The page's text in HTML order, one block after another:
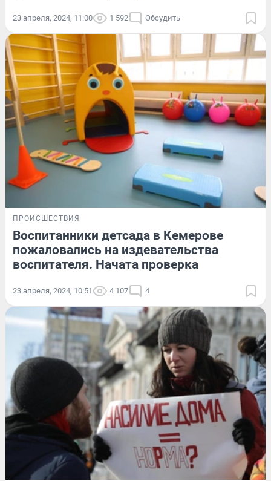
23 апреля, 2024, 11:00 1 592 Обсудить
ПРОИСШЕСТВИЯ
Воспитанники детсада в Кемерове
пожаловались на издевательства
воспитателя. Начата проверка
23 апреля, 2024, 10:51 4 107 4